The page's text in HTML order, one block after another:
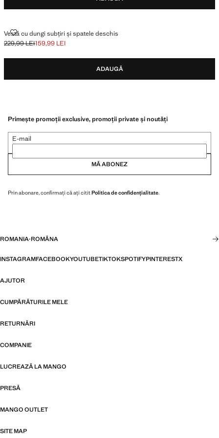
Vestă cu dungi subțiri și spatele deschis
VESTĂ CU DUNGI SUBȚIRI ȘI SPATELE DESCHIS
Preț inițial tăiat [229,99 LEI ]
229,99 LEI
Preț actual [159,99 LEI ]
159,99 LEI
ADAUGĂ
Primește promoții exclusive, promoții private și noutăți
E-mail
MĂ ABONEZ
Prin abonare, confirmați că ați cititPolitica de confidențialitate.
ROMANIA·ROMÂNA
INSTAGRAMFACEBOOKYOUTUBETIKTOKSPOTIFYPINTERESTX
AJUTOR
CUMPĂRĂTURILE MELE
RETURNĂRI
COMPANIE
LUCREAZĂ LA MANGO
PRESĂ
MANGO OUTLET
SITE MAP